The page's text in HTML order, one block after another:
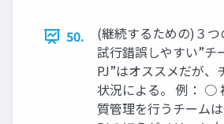
50.
(継続するための)３
試行錯誤しやすい”チ
PJ”はオススメだが、
状況による。 例： ○
質管理を行うチーム